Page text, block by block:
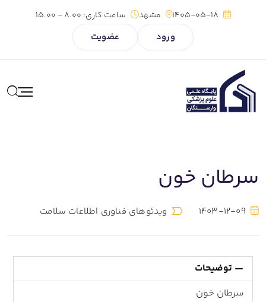
1405-05-18 مشهد ساعت کاری:
ورود عضویت
سرطان خون
1403-12-09 ویدئوهای فناوری اطلاعات سلامت
توضیحات
سرطان خون